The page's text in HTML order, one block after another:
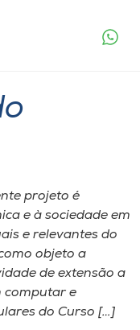
projeto é
e à sociedade em
e relevantes do
objeto a
de extensão a
computar e
do Curso […]